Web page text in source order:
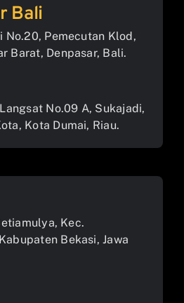
Bali
No.20, Pemecutan Klod,
Barat, Denpasar, Bali.
No.09 A, Sukajadi,
Kota Dumai, Riau.
Kec.
Bekasi, Jawa